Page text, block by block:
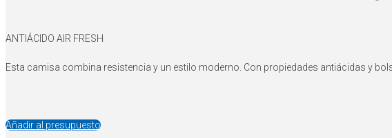
ANTIÁCIDO AIR FRESH
Esta camisa combina resistencia y un estilo moderno. Con propiedades antiácidas y
Añadir al presupuesto